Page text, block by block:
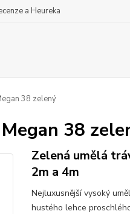
a Heureka
38 zelený
38
Zelená umělá
2m a 4m
Nejluxusnější vysoký
hustého lehce